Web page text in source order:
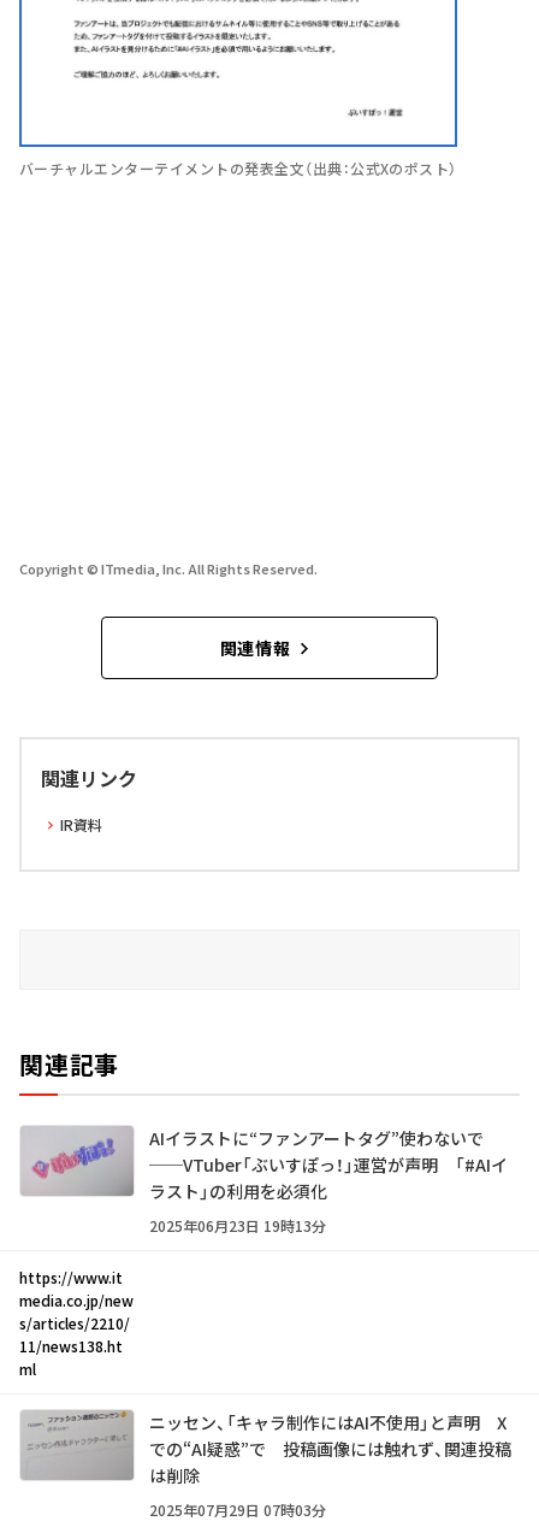
バーチャルエンターテイメントの発表全文（出典：公式Xのポスト）
Copyright © ITmedia, Inc. All Rights Reserved.
関連情報
関連リンク
IR資料
関連記事
AIイラストに“ファンアートタグ”使わないで
──VTuber「ぶいすぽっ！」運営が声明 「#AIイ
ラスト」の利用を必須化
2025年06月23日 19時13分
https://www.it
media.co.jp/new
s/articles/2210/
11/news138.ht
ml
ニッセン、「キャラ制作にはAI不使用」と声明 X
での“AI疑惑”で 投稿画像には触れず、関連投稿
は削除
2025年07月29日 07時03分